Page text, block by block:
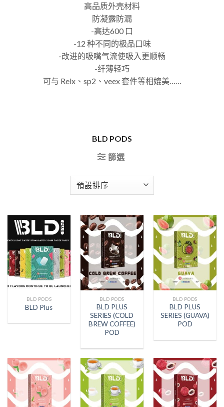
高品质外壳材料
防凝露防漏
-高达600 口
-12 种不同的极品口味
-改进的吸嘴气流使吸入更顺畅
-纤薄轻巧
可与 Relx、sp2、veex 套件等相媲美……
BLD PODS
篩選
BLD PODS
BLD Plus
BLD PODS
BLD PLUS
SERIES (COLD
BREW COFFEE)
POD
BLD PODS
BLD PLUS
SERIES (GUAVA)
POD